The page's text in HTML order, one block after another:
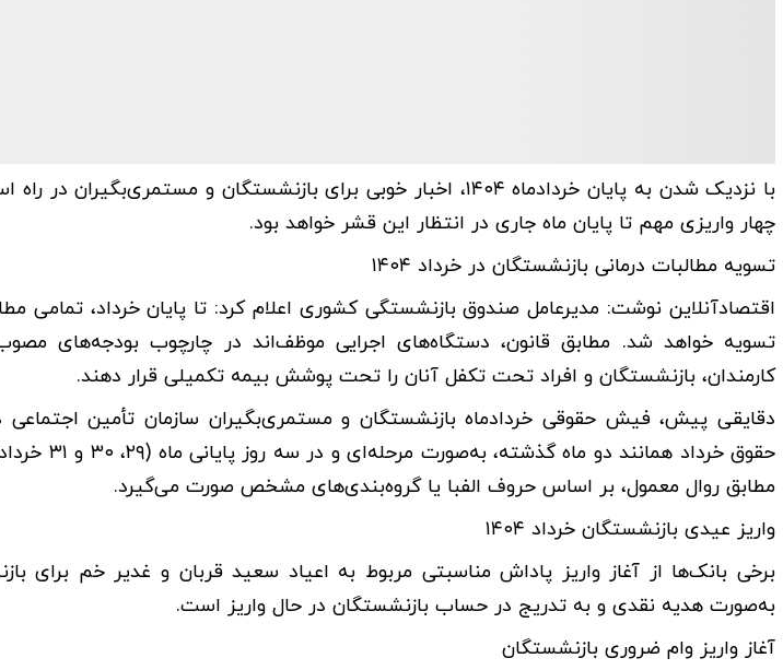
با نزدیک شدن به پایان خردادماه ۱۴۰۴، اخبار خوبی برای بازنشستگان و
چهار واریزی مهم تا پایان ماه جاری در انتظار این قشر خواهد بود.
تسویه مطالبات درمانی بازنشستگان در خرداد ۱۴۰۴
اقتصادآنلاین نوشت: مدیرعامل صندوق بازنشستگی کشوری اعلام کرد: تا پایان خرداد، تمامی
تسویه خواهد شد. مطابق قانون، دستگاه‌های اجرایی موظف‌اند در چارچوب بودجه‌های
کارمندان، بازنشستگان و افراد تحت تکفل آنان را تحت پوشش بیمه تکمیلی قرار دهند.
دقایقی پیش، فیش حقوقی خردادماه بازنشستگان و مستمری‌بگیران سازمان تأمین اجتماعی
حقوق خرداد
مطابق روال معمول، بر اساس حروف الفبا یا گروه‌بندی‌های مشخص صورت می‌گیرد.
واریز عیدی بازنشستگان خرداد ۱۴۰۴
برخی بانک‌ها از آغاز واریز پاداش مناسبتی مربوط به اعیاد سعید قربان و غدیر خم برای
به‌صورت هدیه نقدی و به تدریج در حساب بازنشستگان در حال واریز است.
آغاز واریز وام ضروری بازنشستگان